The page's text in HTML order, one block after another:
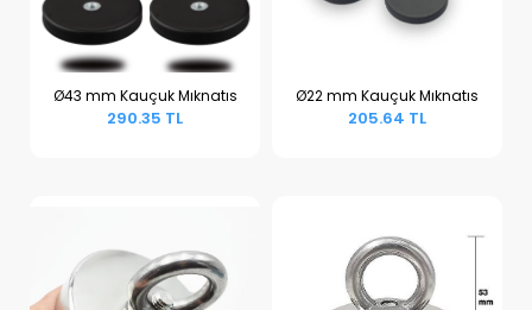
Sepete Ekle
Ø43 mm Kauçuk Mıknatıs
290.35 TL Sepete Ekle
Ø22 mm Kauçuk Mıknatıs
205.64 TL